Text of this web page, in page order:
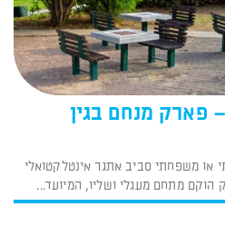
פארק מנחם בגין
או משפחתי סביב אתגר אינטלקטואלי
מתחם מעגלי ושליו, המיועד...